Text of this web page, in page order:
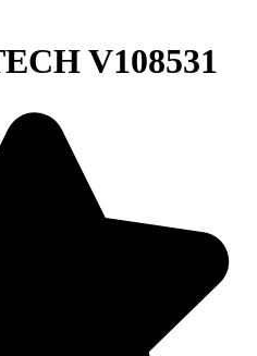
V108531